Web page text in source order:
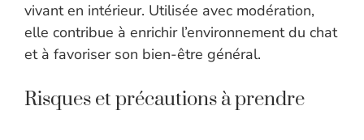
vivant en intérieur. Utilisée avec modération,
elle contribue à enrichir l’environnement du chat
et à favoriser son bien-être général.
Risques et précautions à prendre